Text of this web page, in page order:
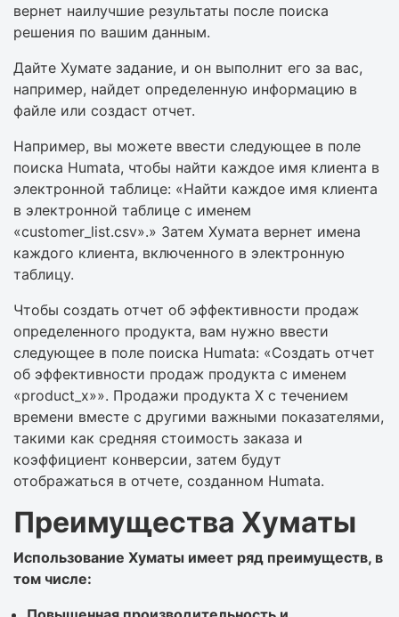
вернет наилучшие результаты после поиска
решения по вашим данным.
Дайте Хумате задание, и он выполнит его за вас,
например, найдет определенную информацию в
файле или создаст отчет.
Например, вы можете ввести следующее в поле
поиска Humata, чтобы найти каждое имя клиента в
электронной таблице: «Найти каждое имя клиента
в электронной таблице с именем
«customer_list.csv».» Затем Хумата вернет имена
каждого клиента, включенного в электронную
таблицу.
Чтобы создать отчет об эффективности продаж
определенного продукта, вам нужно ввести
следующее в поле поиска Humata: «Создать отчет
об эффективности продаж продукта с именем
«product_x»». Продажи продукта X с течением
времени вместе с другими важными показателями,
такими как средняя стоимость заказа и
коэффициент конверсии, затем будут
отображаться в отчете, созданном Humata.
Преимущества Хуматы
Использование Хуматы имеет ряд преимуществ, в
том числе: